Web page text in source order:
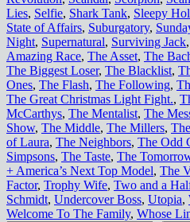
Lies, Selfie, Shark Tank, Sleepy
State of Affairs, Suburgatory,
Night, Supernatural, Surviving Jack,
Amazing Race, The Asset, The
The Biggest Loser, The Blacklist,
Ones, The Flash, The Following,
The Great Christmas Light Fight.,
McCarthys, The Mentalist, The
Show, The Middle, The Millers,
of Laura, The Neighbors, The Odd
Simpsons, The Taste, The
+ America’s Next Top Model, The
Factor, Trophy Wife, Two and a
Schmidt, Undercover Boss, Utopia,
Welcome To The Family, Whose